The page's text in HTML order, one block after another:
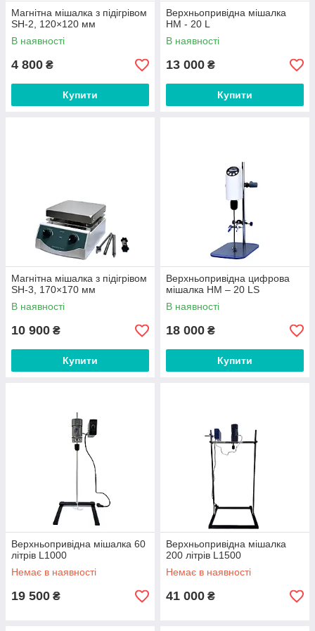
Магнітна мішалка з підігрівом
SH-2, 120×120 мм
В наявності
4 800 ₴
Купити
Верхньопривідна мішалка
НМ - 20 L
В наявності
13 000 ₴
Купити
Магнітна мішалка з підігрівом
SH-3, 170×170 мм
В наявності
10 900 ₴
Купити
Верхньопривідна цифрова
мішалка НМ – 20 LS
В наявності
18 000 ₴
Купити
Верхньопривідна мішалка 60
літрів L1000
Немає в наявності
19 500 ₴
Верхньопривідна мішалка
200 літрів L1500
Немає в наявності
41 000 ₴